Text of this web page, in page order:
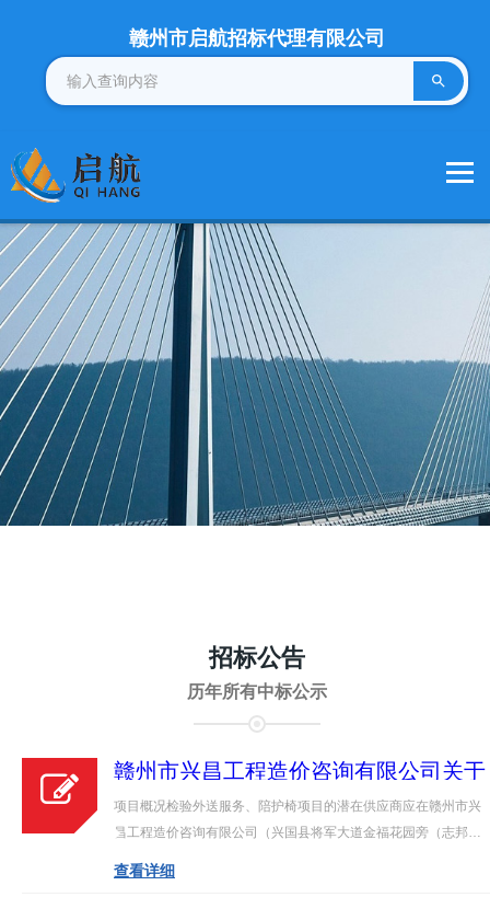
赣州市启航招标代理有限公司
招标公告
历年所有中标公示
赣州市兴昌工程造价咨询有限公司关于
兴国县人民医院检验外送服务、陪护椅
项目（项目编号：GZXC2022-XG-
项目概况检验外送服务、陪护椅项目的潜在供应商应在赣州市兴
昌工程造价咨询有限公司（兴国县将军大道金福花园旁（志邦全
屋定制，即：美大集成灶四楼）获取竞争性谈判文件，并于2022
查看详细